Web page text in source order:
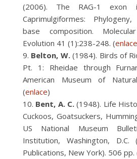
(2006). The RAG-1
Caprimulgiformes:
base composition.
Evolution 41 (1):238-248. (enlace
Belton, W.(1984). Birds of
Pt. 1: Rheidae through
American Museum of
(enlace)
Bent, A. C. (1948). Life
Cuckoos, Goatsuckers,
US National Museum
Institution, Washington,
Publications, New York). 506 pp.